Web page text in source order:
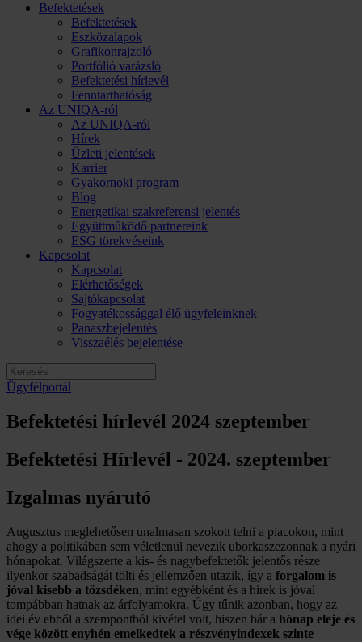
Befektetések
Befektetések
Eszközalapok
Grafikonrajzoló
Portfólió varázsló
Befektetési hírlevél
Fenntarthatóság
Az UNIQA-ról
Az UNIQA-ról
Hírek
Üzleti jelentések
Karrier
Gyakornoki program
Blog
Energetikai szakreferensi jelentés
Együttműködő partnereink
ESG törekvéseink
Kapcsolat
Kapcsolat
Elérhetőségek
Sajtókapcsolat
Fogyatékossággal élő ügyfeleinknek
Panaszbejelentés
Visszaélés bejelentése
Ügyfélportál
Befektetési hírlevél 2024 szeptember
Befektetési Hírlevél - 2024. szeptember
Izgalmas nyárutó
Augusztus meglehetősen unalmasan szokott telni a piacokon, mint
ahogy a politikában sem véletlenül nevezik uborkaszezonnak a nyári
hónapokat. Világszerte a kis- és nagybefektetők jelentős része
ilyenkor szabadságát tölti és jellemzően utazik, így a forgalom is
jóval kisebb a tőzsdéken, mint egyébként és a hírek is jóval
tompábban hatnak az árfolyamokra. Úgy tűnik azonban, hogy az
idei év ebből a szempontból kivétel volt, hiszen bár a hónap eleje és
vége között enyhén emelkedtek a részvényindexek szinte